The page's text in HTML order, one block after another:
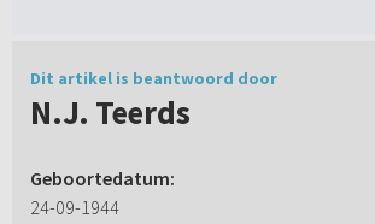
Dit artikel is beantwoord door
N.J. Teerds
Geboortedatum:
24-09-1944